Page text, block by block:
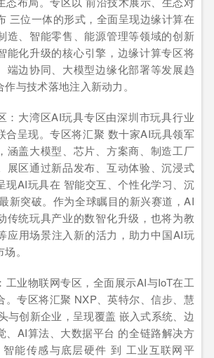
三位一体的形式，全面呈现边缘计算在
造、智能零售、能源管理等领域的创新
能化升级的核心引擎，边缘计算专区将
端边协同、大模型边缘化部署等发展趋
与技术落地注入新动力。
：大湾区AI玩具专区由深圳市玩具行业
合呈现。专区将汇聚 数十家AI玩具领军
涵盖大模型、芯片、方案商、制造工厂
展区通过新品发布、互动体验、沉浸式
现AI玩具在 智能交互、个性化学习、沉
新突破。作为全球瞩目的新兴赛道，AI
传统玩具产业的数智化升级，也将为教
应用场景注入新的活力，助力中国AI玩
。
工业物联网专区，全面展示AI与IoT在工
。专区将汇聚 NXP、英特尔、信步、慧
与创新企业，呈现覆盖 嵌入式系统、边
、AI算法、大数据平台 的全链路解决方
能传感与底层硬件 到 工业互联网平